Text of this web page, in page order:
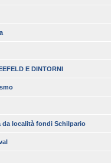
E DINTORNI
da località fondi Schilpario